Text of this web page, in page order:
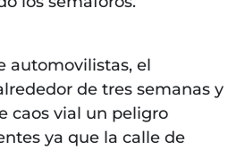
automovilistas, el
de tres semanas y
caos vial un peligro
ya que la calle de